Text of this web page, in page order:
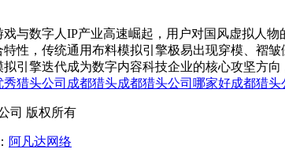
与数字人IP产业高速崛起，用户对国风虚拟人
性，传统通用布料模拟引擎极易出现穿模、褶
引擎迭代成为数字内容科技企业的核心攻坚方
秀猎头公司 成都猎头成都猎头公司哪家好成都猎
司 版权所有
阿凡达网络